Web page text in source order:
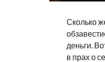
Сколько
деньги.
в прах о